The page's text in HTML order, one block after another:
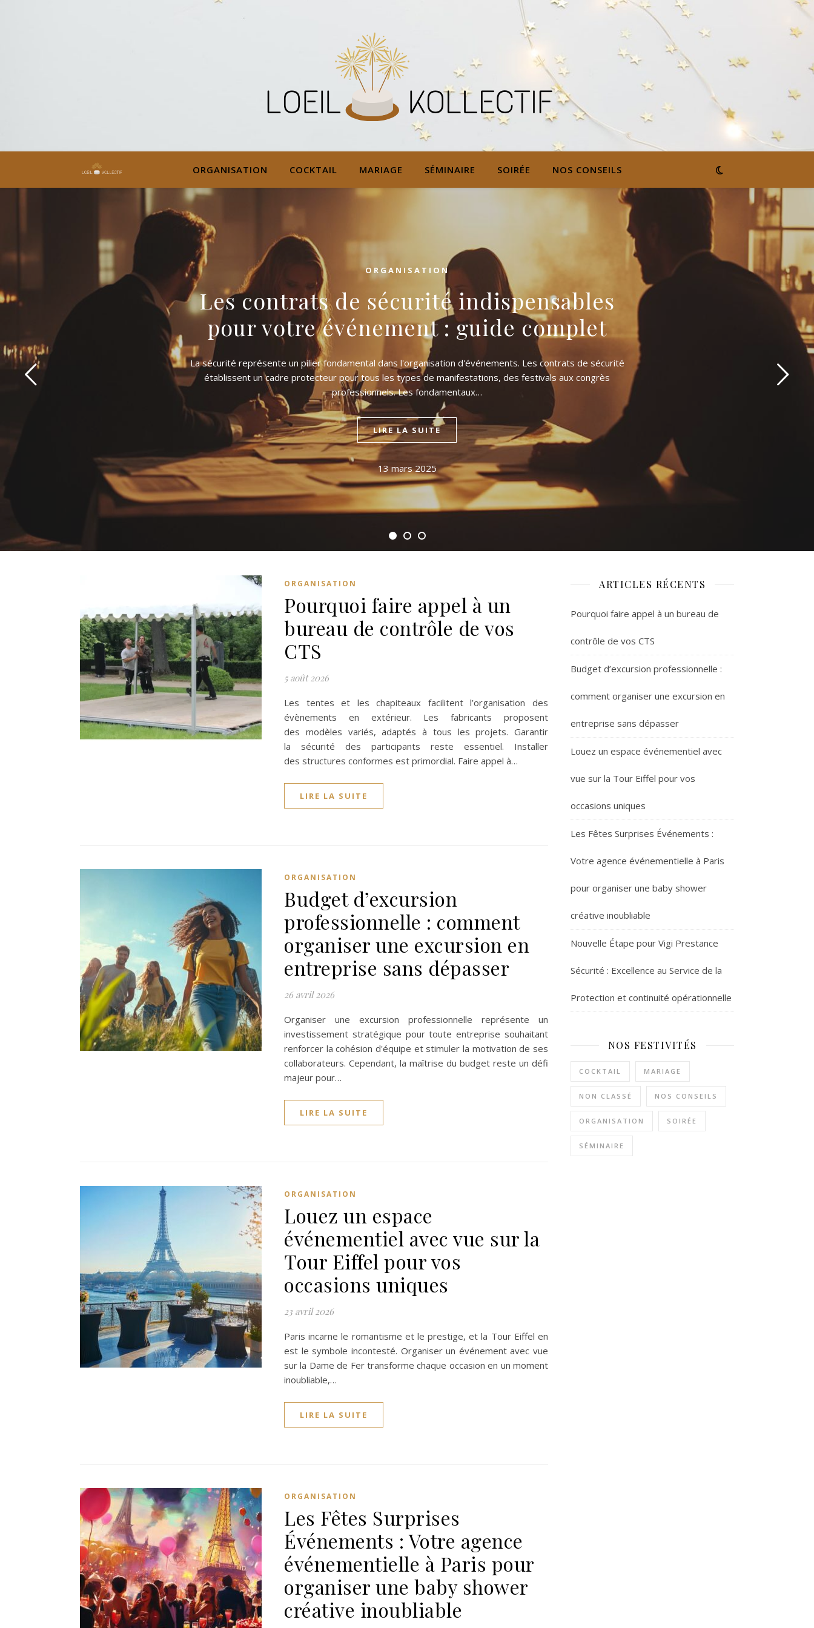
ORGANISATION COCKTAIL MARIAGE SÉMINAIRE SOIRÉE NOS CONSEILS
ORGANISATION
Les contrats de sécurité indispensables
pour votre événement : guide complet
La sécurité représente un pilier fondamental dans l'organisation d'événements. Les contrats de sécurité
établissent un cadre protecteur pour tous les types de manifestations, des festivals aux congrès
professionnels. Les fondamentaux…
LIRE LA SUITE
13 mars 2025
ORGANISATION
Pourquoi faire appel à un
bureau de contrôle de vos
CTS
5 août 2026
Les tentes et les chapiteaux facilitent l’organisation des
évènements en extérieur. Les fabricants proposent
des modèles variés, adaptés à tous les projets. Garantir
la sécurité des participants reste essentiel. Installer
des structures conformes est primordial. Faire appel à…
LIRE LA SUITE
ORGANISATION
Budget d’excursion
professionnelle : comment
organiser une excursion en
entreprise sans dépasser
26 avril 2026
Organiser une excursion professionnelle représente un
investissement stratégique pour toute entreprise souhaitant
renforcer la cohésion d'équipe et stimuler la motivation de ses
collaborateurs. Cependant, la maîtrise du budget reste un défi
majeur pour…
LIRE LA SUITE
ORGANISATION
Louez un espace
événementiel avec vue sur la
Tour Eiffel pour vos
occasions uniques
23 avril 2026
Paris incarne le romantisme et le prestige, et la Tour Eiffel en
est le symbole incontesté. Organiser un événement avec vue
sur la Dame de Fer transforme chaque occasion en un moment
inoubliable,…
LIRE LA SUITE
ORGANISATION
Les Fêtes Surprises
Événements : Votre agence
événementielle à Paris pour
organiser une baby shower
créative inoubliable
ARTICLES RÉCENTS
Pourquoi faire appel à un bureau de
contrôle de vos CTS
Budget d’excursion professionnelle :
comment organiser une excursion en
entreprise sans dépasser
Louez un espace événementiel avec
vue sur la Tour Eiffel pour vos
occasions uniques
Les Fêtes Surprises Événements :
Votre agence événementielle à Paris
pour organiser une baby shower
créative inoubliable
Nouvelle Étape pour Vigi Prestance
Sécurité : Excellence au Service de la
Protection et continuité opérationnelle
NOS FESTIVITÉS
COCKTAIL MARIAGE
NON CLASSÉ NOS CONSEILS
ORGANISATION SOIRÉE
SÉMINAIRE